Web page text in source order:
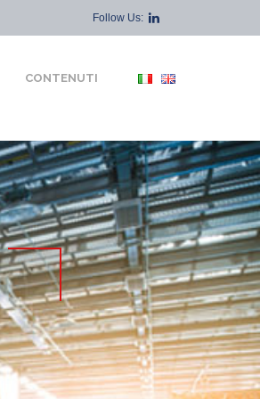
Follow Us:
CONTENUTI